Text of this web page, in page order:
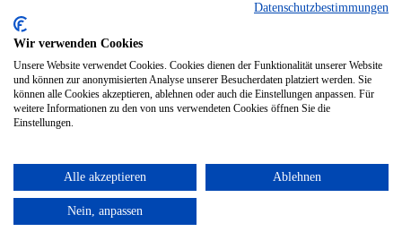
Datenschutzbestimmungen
Wir verwenden Cookies
Unsere Website verwendet Cookies. Cookies dienen der Funktionalität unserer Website
und können zur anonymisierten Analyse unserer Besucherdaten platziert werden. Sie
können alle Cookies akzeptieren, ablehnen oder auch die Einstellungen anpassen. Für
weitere Informationen zu den von uns verwendeten Cookies öffnen Sie die
Einstellungen.
Alle akzeptieren Ablehnen
Nein, anpassen